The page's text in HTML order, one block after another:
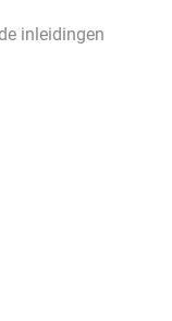
inleidingen